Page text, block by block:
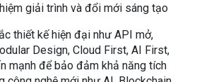
giải trình và đổi mới sáng tạo
thiết kế hiện đại như API mở,
Design, Cloud First, AI First,
mạnh để bảo đảm khả năng tích